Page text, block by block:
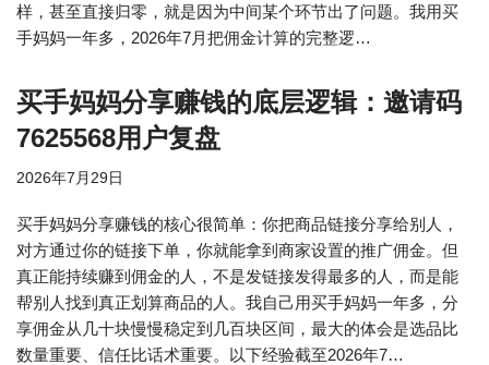
样，甚至直接归零，就是因为中间某个环节出了问题。我用买
手妈妈一年多，2026年7月把佣金计算的完整逻…
买手妈妈分享赚钱的底层逻辑：邀请码
7625568用户复盘
2026年7月29日
买手妈妈分享赚钱的核心很简单：你把商品链接分享给别人，
对方通过你的链接下单，你就能拿到商家设置的推广佣金。但
真正能持续赚到佣金的人，不是发链接发得最多的人，而是能
帮别人找到真正划算商品的人。我自己用买手妈妈一年多，分
享佣金从几十块慢慢稳定到几百块区间，最大的体会是选品比
数量重要、信任比话术重要。以下经验截至2026年7…